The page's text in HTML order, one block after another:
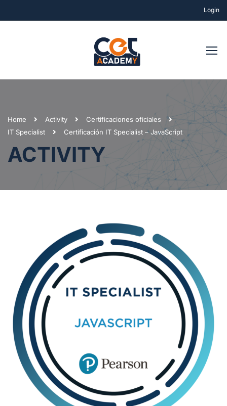
Login
Home Activity
Certificaciones oficiales
IT Specialist
Certificación IT Specialist – JavaScript
ACTIVITY